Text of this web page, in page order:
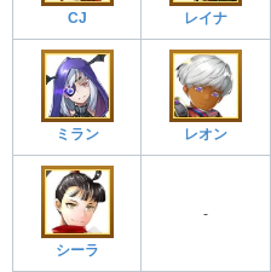
CJ レイナ
ミラン レオン
シーラ
-